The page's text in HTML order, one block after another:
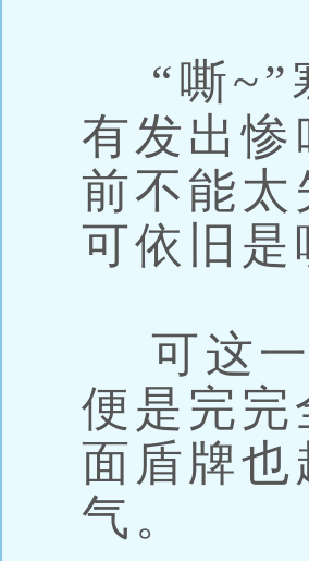
“嘶~”
有发出
前不能
可依旧
可这一
便是完
面盾牌
气。